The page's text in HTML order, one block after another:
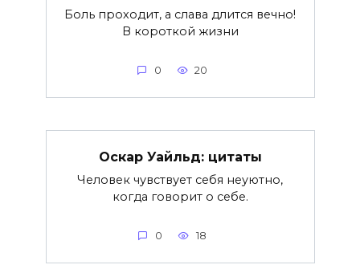
Боль проходит, а слава длится вечно!
В короткой жизни
0 20
Оскар Уайльд: цитаты
Человек чувствует себя неуютно,
когда говорит о себе.
0 18